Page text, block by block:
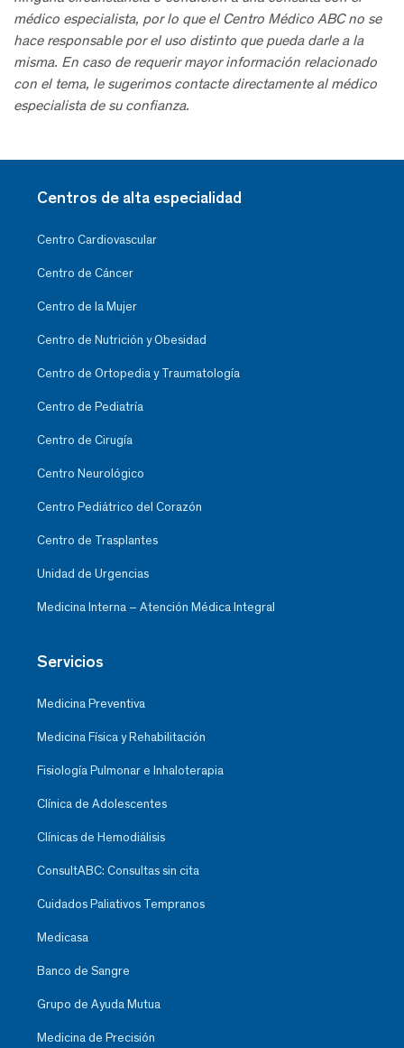
médico especialista, por lo que el Centro Médico ABC no se
hace responsable por el uso distinto que pueda darle a la
misma. En caso de requerir mayor información relacionado
con el tema, le sugerimos contacte directamente al médico
especialista de su confianza.
Centros de alta especialidad
Centro Cardiovascular
Centro de Cáncer
Centro de la Mujer
Centro de Nutrición y Obesidad
Centro de Ortopedia y Traumatología
Centro de Pediatría
Centro de Cirugía
Centro Neurológico
Centro Pediátrico del Corazón
Centro de Trasplantes
Unidad de Urgencias
Medicina Interna – Atención Médica Integral
Servicios
Medicina Preventiva
Medicina Física y Rehabilitación
Fisiología Pulmonar e Inhaloterapia
Clínica de Adolescentes
Clínicas de Hemodiálisis
ConsultABC: Consultas sin cita
Cuidados Paliativos Tempranos
Medicasa
Banco de Sangre
Grupo de Ayuda Mutua
Medicina de Precisión